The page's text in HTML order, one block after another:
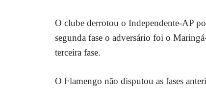
O clube derrotou o Independente-AP
segunda fase o adversário foi o
terceira fase.
O Flamengo não disputou as fases